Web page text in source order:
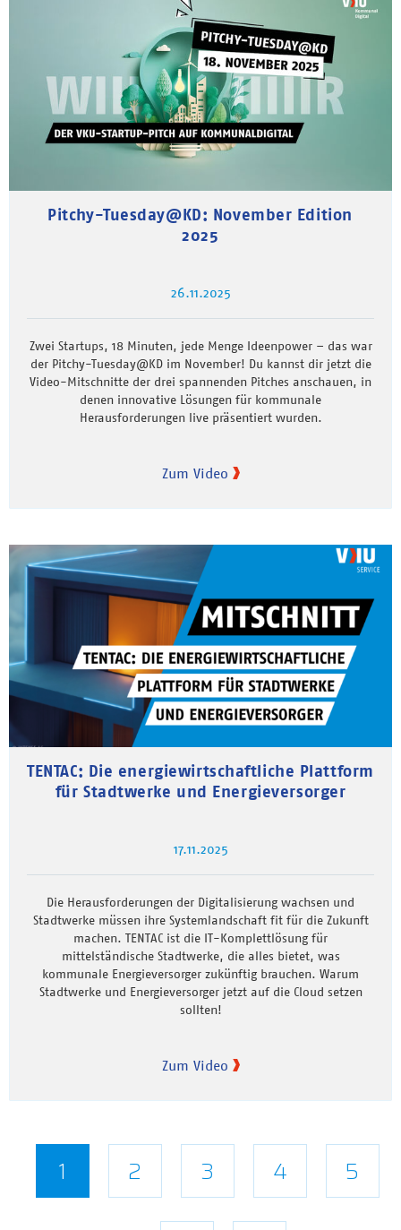
Pitchy-Tuesday@KD: November Edition
2025
26.11.2025
Zwei Startups, 18 Minuten, jede Menge Ideenpower – das war
der Pitchy-Tuesday@KD im November! Du kannst dir jetzt die
Video-Mitschnitte der drei spannenden Pitches anschauen, in
denen innovative Lösungen für kommunale
Herausforderungen live präsentiert wurden.
Zum Video
TENTAC: Die energiewirtschaftliche Plattform
für Stadtwerke und Energieversorger
17.11.2025
Die Herausforderungen der Digitalisierung wachsen und
Stadtwerke müssen ihre Systemlandschaft fit für die Zukunft
machen. TENTAC ist die IT-Komplettlösung für
mittelständische Stadtwerke, die alles bietet, was
kommunale Energieversorger zukünftig brauchen. Warum
Stadtwerke und Energieversorger jetzt auf die Cloud setzen
sollten!
Zum Video
Seitennummerierung
Aktuelle
1 Seite
2 Seite
3 Seite
4 Seite
5